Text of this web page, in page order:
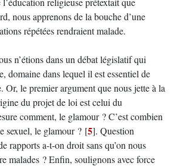
nous apprenons de la bouche d’une
répétées rendraient malade.
n’étions dans un débat législatif qui
domaine dans lequel il est essentiel de
Or, le premier argument que nous jette à la
du projet de loi est celui du
comment, le glamour ? C’est combien
sexuel, le glamour ? [5]. Question
rapports a-t-on droit sans qu’on nous
malades ? Enfin, soulignons avec force